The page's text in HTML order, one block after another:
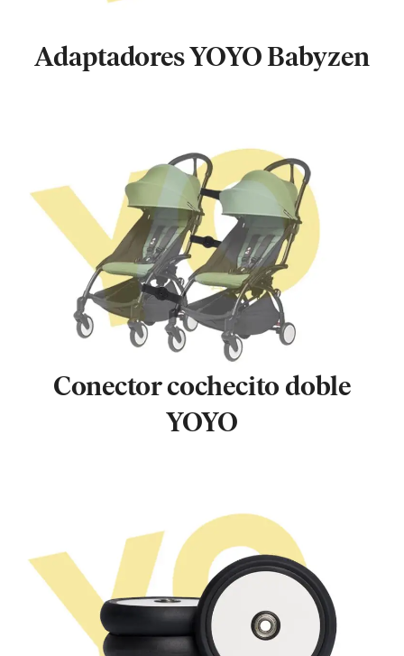
Adaptadores YOYO Babyzen
Conector cochecito doble
YOYO